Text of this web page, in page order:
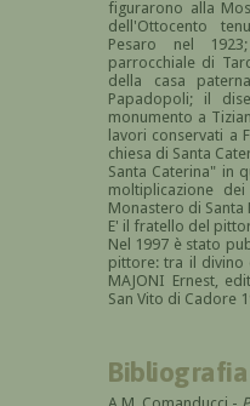
figurarono alla
dell'Ottocento
Pesaro nel
parrocchiale di
della casa
Papadopoli; il
monumento a
lavori conservati a
chiesa di Santa
Santa Caterina" in
moltiplicazione
Monastero di Santa
E' il fratello del
Nel 1997 è stato
pittore: tra il divino
MAJONI Ernest,
San Vito di Cadore
Bibliografia